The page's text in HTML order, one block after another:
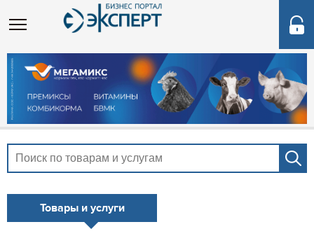
Товары и услуги